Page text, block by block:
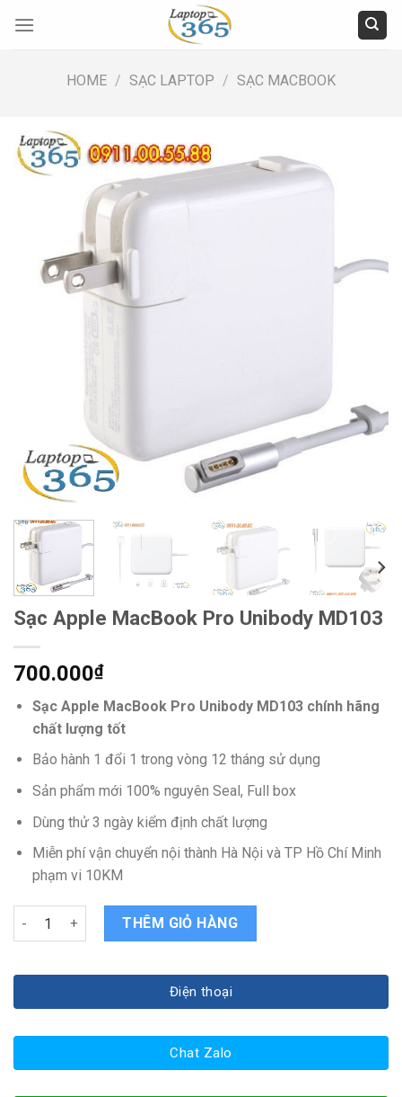
HOME / SẠC LAPTOP / SẠC MACBOOK
Sạc Apple MacBook Pro Unibody MD103
700.000₫
Sạc Apple MacBook Pro Unibody MD103 chính hãng
chất lượng tốt
Bảo hành 1 đổi 1 trong vòng 12 tháng sử dụng
Sản phẩm mới 100% nguyên Seal, Full box
Dùng thử 3 ngày kiểm định chất lượng
Miễn phí vận chuyển nội thành Hà Nội và TP Hồ Chí Minh
phạm vi 10KM
Sạc Apple MacBook Pro Unibody MD103 quantity
THÊM GIỎ HÀNG
Điện thoại
Chat Zalo